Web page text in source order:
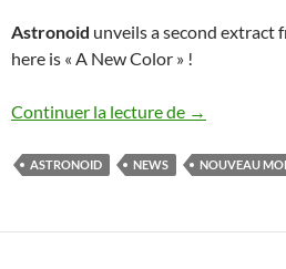
Astronoid unveils a second extract
here is « A New Color » !
Continuer la lecture de Nouveau
→
ASTRONOID NEWS NOUVEAU